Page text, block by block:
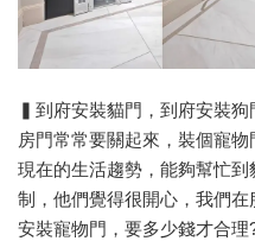
▍到府安裝貓門，到府安裝狗
房門常常要關起來，裝個寵
現在的生活趨勢，能夠幫忙
制，他們覺得很開心，我們
安裝寵物門，要多少錢才合